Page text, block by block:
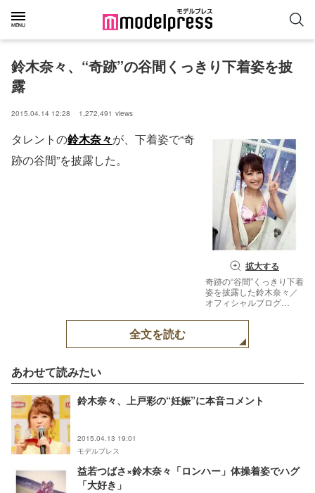
鈴木奈々、“奇跡”の谷間くっきり下着姿を披
露
2015.04.14 12:28 1,272,491 views
拡大する
奇跡の“谷間”くっきり下着
姿を披露した鈴木奈々／
オフィシャルブログ
レス】
タレントの鈴木奈々が、下着姿で“奇
跡の谷間”を披露した。
全文を読む
あわせて読みたい
鈴木奈々、上戸彩の“妊娠”に本音コメント
2015.04.13 19:01
モデルプレス
益若つばさ×鈴木奈々「ロンハー」体操着姿でハグ
「大好き」